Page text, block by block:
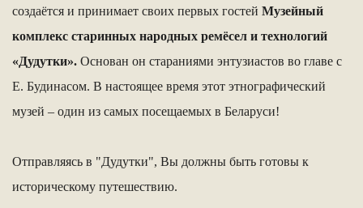
создаётся и принимает своих первых гостей Музейный
комплекс старинных народных ремёсел и технологий
«Дудутки». Основан он стараниями энтузиастов во главе с
Е. Будинасом. В настоящее время этот этнографический
музей – один из самых посещаемых в Беларуси!
Отправляясь в "Дудутки", Вы должны быть готовы к
историческому путешествию.